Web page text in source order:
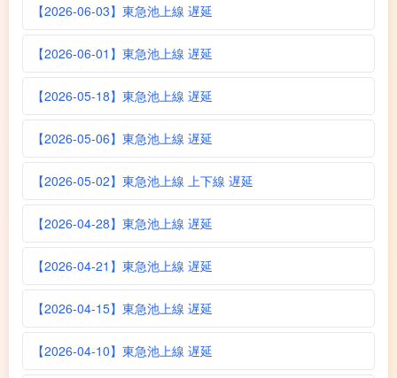
【2026-06-03】東急池上線 遅延
【2026-06-01】東急池上線 遅延
【2026-05-18】東急池上線 遅延
【2026-05-06】東急池上線 遅延
【2026-05-02】東急池上線 上下線 遅延
【2026-04-28】東急池上線 遅延
【2026-04-21】東急池上線 遅延
【2026-04-15】東急池上線 遅延
【2026-04-10】東急池上線 遅延